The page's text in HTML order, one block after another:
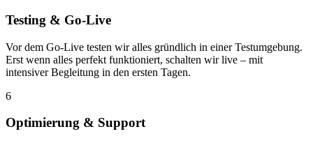
Testing & Go-Live
Vor dem Go-Live testen wir alles gründlich in einer Testumgebung.
Erst wenn alles perfekt funktioniert, schalten wir live – mit
intensiver Begleitung in den ersten Tagen.
6
Optimierung & Support